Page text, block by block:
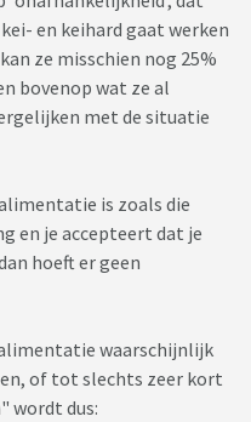
en keihard gaat werken
ze misschien nog 25%
bovenop wat ze al
met de situatie
is zoals die
en je accepteert dat je
hoeft er geen
waarschijnlijk
of tot slechts zeer kort
wordt dus: